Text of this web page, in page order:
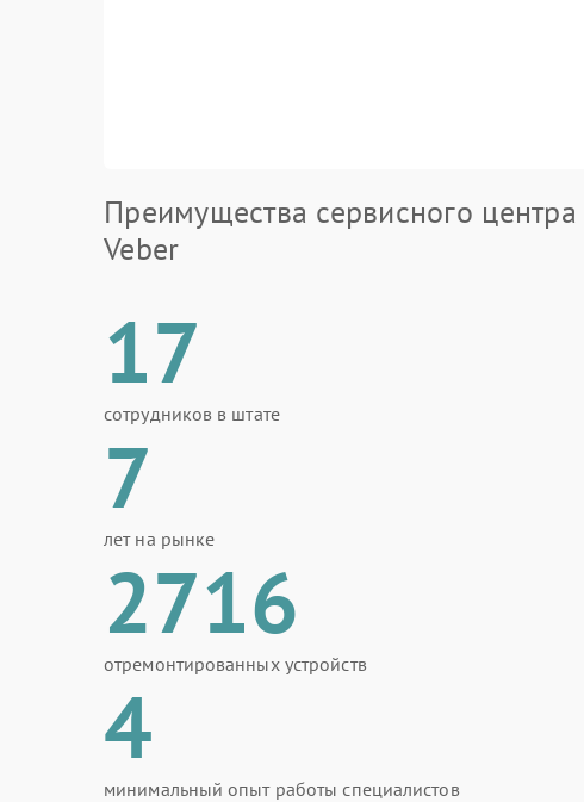
Преимущества сервисного центра
Veber
17
сотрудников в штате
7
лет на рынке
2716
отремонтированных устройств
4
минимальный опыт работы специалистов